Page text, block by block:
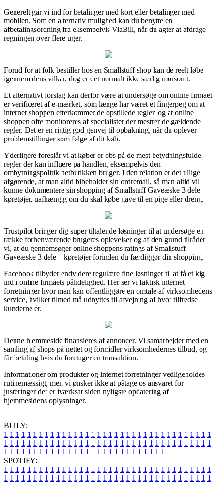
Generelt går vi ind for betalinger med kort eller betalinger med
mobilen. Som en alternativ mulighed kan du benytte en
afbetalingsordning fra eksempelvis ViaBill, når du agter at afdrage
regningen over flere uger.
Forud for at folk bestiller hos en Smallstuff shop kan de reelt løbe
igennem dens vilkår, dog er det normalt ikke særlig morsomt.
Et alternativt forslag kan derfor være at undersøge om online firmaet
er verificeret af e-mærket, som længe har været et fingerpeg om at
internet shoppen efterkommer de opstillede regler, og at online
shoppen ofte monitoreres af specialister der mestrer de gældende
regler. Det er en rigtig god genvej til opbakning, når du oplever
problemstillinger som følge af dit køb.
Yderligere foreslår vi at køber er obs på de mest betydningsfulde
regler der kan influere på handlen, eksempelvis den
ombytningspolitik netbutikken bruger. I den relation er det tillige
afgørende, at man altid bibeholder sin ordremail, så man altid vil
kunne dokumentere sin shopping af Smallstuff Gaveæske 3 dele –
køretøjer, uafhængig om du skal købe gave til en pige eller dreng.
Trustpilot bringer dig super tiltalende løsninger til at undersøge en
række forhenværende brugeres oplevelser og af den grund tilråder
vi, at du gennemsøger online shoppens ratings af Smallstuff
Gaveæske 3 dele – køretøjer forinden du færdiggør din shopping.
Facebook tilbyder endvidere regulære fine løsninger til at få et kig
ind i online firmaets pålidelighed. Her ser vi faktisk internet
forretninger hvor man kan offentliggøre en omtale af virksomhedens
service, hvilket tilmed må udnyttes til afvejning af hvor tilfredse
kunderne er.
Denne hjemmeside finansieres af annoncer. Vi samarbejder med en
samling af shops på nettet og formidler virksomhedernes tilbud, og
får betaling hvis du foretager en transaktion.
Informationer om produkter og internet forretninger vedligeholdes
rutinemæssigt, men vi ønsker ikke at påtage os ansvaret for
justeringer der er iværksat siden nyligste opdatering af
hjemmesidens oplysninger.
BITLY:
1 1 1 1 1 1 1 1 1 1 1 1 1 1 1 1 1 1 1 1 1 1 1 1 1 1 1 1 1 1 1 1 1 1 1 1
1 1 1 1 1 1 1 1 1 1 1 1 1 1 1 1 1 1 1 1 1 1 1 1 1 1 1 1 1 1 1 1 1 1 1 1
1 1 1 1 1 1 1 1 1 1 1 1 1 1 1 1 1 1 1 1 1 1 1 1 1 1 1 1
SPOTIFY:
1 1 1 1 1 1 1 1 1 1 1 1 1 1 1 1 1 1 1 1 1 1 1 1 1 1 1 1 1 1 1 1 1 1 1 1
1 1 1 1 1 1 1 1 1 1 1 1 1 1 1 1 1 1 1 1 1 1 1 1 1 1 1 1 1 1 1 1 1 1 1 1